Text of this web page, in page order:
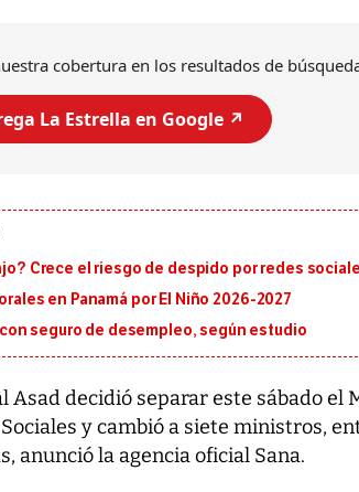
cobertura en los resultados de
La Estrella en Google ↗️
Crece el riesgo de despido por redes
en Panamá por El Niño 2026-2027
seguro de desempleo, según estudio
Asad decidió separar este sábado el
y cambió a siete ministros,
anunció la agencia oficial Sana.
Entre recuerdos y
da Silva, oficializó
candidatura...